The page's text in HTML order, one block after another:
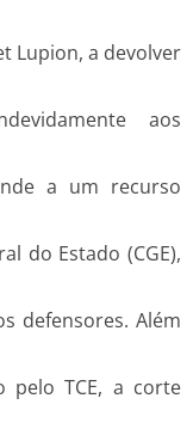
Lupion, a devolver
aos
a um recurso
do Estado (CGE),
defensores. Além
pelo TCE, a corte